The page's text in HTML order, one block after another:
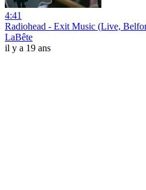
4:41
Radiohead - Exit Music (Live,
LaBête
il y a 19 ans